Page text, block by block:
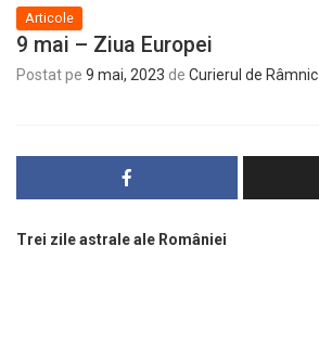
Articole
9 mai – Ziua Europei
Postat pe 9 mai, 2023 de Curierul de Râmnic
Trei zile astrale ale României